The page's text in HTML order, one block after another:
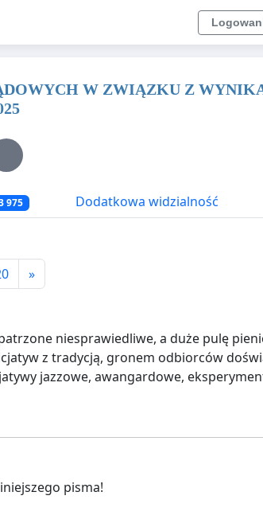
W ZWIĄZKU Z
2025
975 Dodatkowa widzialność
»
niesprawiedliwe, a duże pulę
z tradycją, gronem odbiorców
jazzowe, awangardowe,
pisma!